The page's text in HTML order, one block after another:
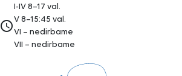
access_time
I-IV 8–17 val.
V 8–15:45 val.
VI – nedirbame
VII – nedirbame